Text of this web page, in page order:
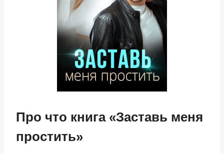
Про что книга «Заставь меня
простить»